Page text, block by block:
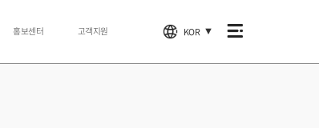
홍보센터 고객지원 KOR ▼